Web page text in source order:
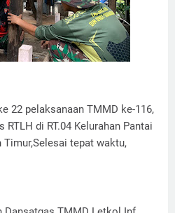
22 pelaksanaan TMMD ke-116,
di RT.04 Kelurahan Pantai
tepat waktu,